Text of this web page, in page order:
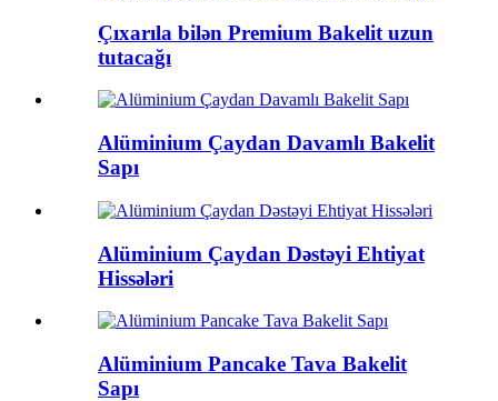
Çıxarıla bilən Premium Bakelit uzun
tutacağı
Alüminium Çaydan Davamlı Bakelit
Sapı
Alüminium Çaydan Dəstəyi Ehtiyat
Hissələri
Alüminium Pancake Tava Bakelit
Sapı